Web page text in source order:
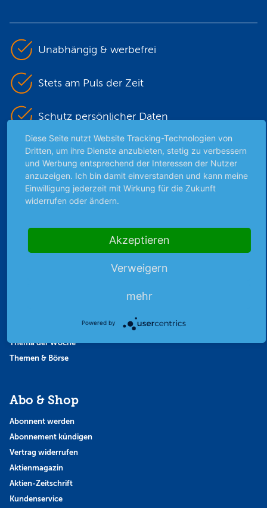
Unabhängig & werbefrei
Stets am Puls der Zeit
Schutz persönlicher Daten
Sicher mit SSL-Verschlüsselung
Highlights
Börsengerüchte
Thema der Woche
Themen & Börse
Abo & Shop
Abonnent werden
Abonnement kündigen
Vertrag widerrufen
Aktienmagazin
Aktien-Zeitschrift
Kundenservice
Diese Seite nutzt Website Tracking-Technologien von
Dritten, um ihre Dienste anzubieten, stetig zu verbessern
und Werbung entsprechend der Interessen der Nutzer
anzuzeigen. Ich bin damit einverstanden und kann meine
Einwilligung jederzeit mit Wirkung für die Zukunft
widerrufen oder ändern.
Akzeptieren
Verweigern
mehr
Powered by